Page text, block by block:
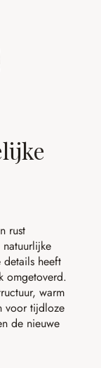
rust
heeft
omgetoverd.
warm
voor tijdloze
de nieuwe